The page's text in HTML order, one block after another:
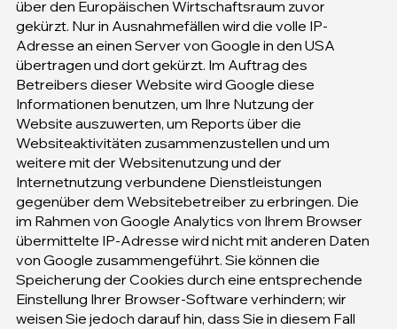
über den Europäischen Wirtschaftsraum zuvor
gekürzt. Nur in Ausnahmefällen wird die volle IP-
Adresse an einen Server von Google in den USA
übertragen und dort gekürzt. Im Auftrag des
Betreibers dieser Website wird Google diese
Informationen benutzen, um Ihre Nutzung der
Website auszuwerten, um Reports über die
Websiteaktivitäten zusammenzustellen und um
weitere mit der Websitenutzung und der
Internetnutzung verbundene Dienstleistungen
gegenüber dem Websitebetreiber zu erbringen. Die
im Rahmen von Google Analytics von Ihrem Browser
übermittelte IP-Adresse wird nicht mit anderen Daten
von Google zusammengeführt. Sie können die
Speicherung der Cookies durch eine entsprechende
Einstellung Ihrer Browser-Software verhindern; wir
weisen Sie jedoch darauf hin, dass Sie in diesem Fall